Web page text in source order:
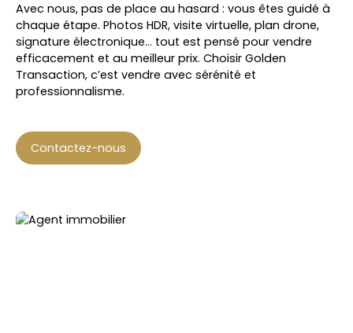
Avec nous, pas de place au hasard : vous êtes guidé à
chaque étape. Photos HDR, visite virtuelle, plan drone,
signature électronique… tout est pensé pour vendre
efficacement et au meilleur prix. Choisir Golden
Transaction, c’est vendre avec sérénité et
professionnalisme.
Contactez-nous